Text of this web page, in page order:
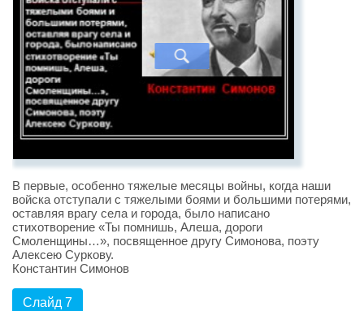
В первые, особенно тяжелые месяцы войны, когда наши
войска отступали с тяжелыми боями и большими потерями,
оставляя врагу села и города, было написано
стихотворение «Ты помнишь, Алеша, дороги
Смоленщины…», посвященное другу Симонова, поэту
Алексею Суркову.
Константин Симонов
Слайд 7